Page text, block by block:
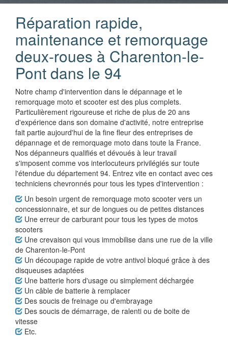
Réparation rapide,
maintenance et remorquage
deux-roues à Charenton-le-
Pont dans le 94
Notre champ d'intervention dans le dépannage et le
remorquage moto et scooter est des plus complets.
Particulièrement rigoureuse et riche de plus de 20 ans
d'expérience dans son domaine d'activité, notre entreprise
fait partie aujourd'hui de la fine fleur des entreprises de
dépannage et de remorquage moto dans toute la France.
Nos dépanneurs qualifiés et dévoués à leur travail
s'imposent comme vos interlocuteurs privilégiés sur toute
l'étendue du département 94. Entrez vite en contact avec ces
techniciens chevronnés pour tous les types d'intervention :
Un besoin urgent de remorquage moto scooter vers un
concessionnaire, et sur de longues ou de petites distances
Une erreur de carburant pour tous les types de motos
scooters
Une crevaison qui vous immobilise dans une rue de la ville
de Charenton-le-Pont
Un découpage rapide de votre antivol bloqué grâce à des
disqueuses adaptées
Une batterie hors d'usage ou simplement déchargée
Un câble de batterie à remplacer
Des soucis de freinage ou d'embrayage
Des soucis de démarrage, de ralenti ou de boite de
vitesse
Etc.